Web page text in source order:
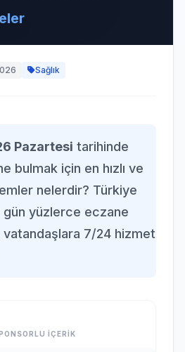
Sağlık
Pazartesi tarihinde
bulmak için en hızlı ve
nelerdir? Türkiye
gün yüzlerce eczane
7/24 hizmet
İÇERİK